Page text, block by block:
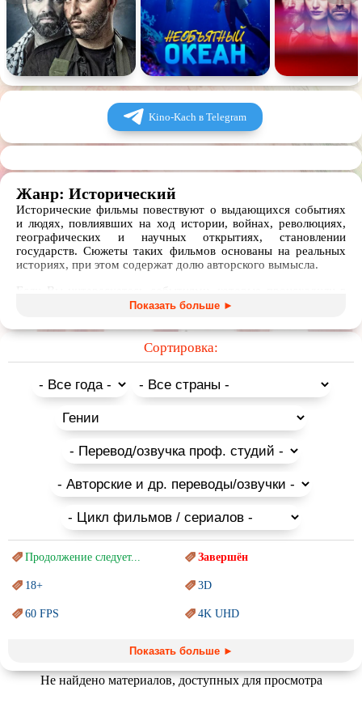
Комедия Человек Обучающие видео Религия
Kino-Kach в Telegram
Жанр: Исторический
Исторические фильмы повествуют о выдающихся событиях
и людях, повлиявших на ход истории, войнах, революциях,
географических и научных открытиях, становлении
государств. Сюжеты таких фильмов основаны на реальных
историях, при этом содержат долю авторского вымысла.
Если Вы интересуетесь событиями, которые происходили в
прошлом с нашими предками, скачивайте и смотрите
классические, художественные и документальные,
исторические фильмы и сериалы для любителей покопаться в
прошлом и сделать выводы, глядя на победы и поражения
Благодаря красивым костюмам, декорациям и особенной
манере актерской игры, во время просмотра самых
популярных и успешных представителей данного жанра,
эпическими битвами и изощренными политическими
интригами, на фоне безумных страданий народа.
Показать больше ►
Сортировка:
Продолжение следует... Завершён
18+ 3D
60 FPS 4K UHD
Marvel PIXAR
Показать больше ►
Не найдено материалов, доступных для просмотра